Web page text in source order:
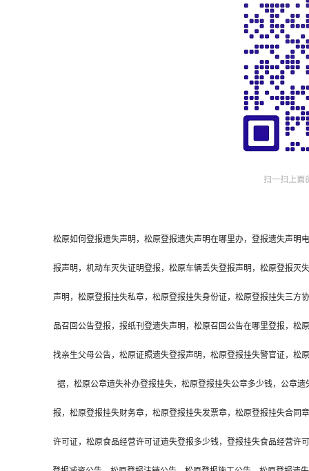
松原如何登报遗失声明，松原登报遗失声明在哪里办，登报遗失声明
报声明，机动车灭失证明登报，松原车辆丢失登报声明，松原登报灭
声明，松原登报挂失私章，松原登报挂失身份证，松原登报挂失三
品召回公告登报，报纸刊登遗失声明，松原召回公告在哪里登报，
找亲生父母公告，松原证照遗失登报声明，松原登报挂失警官证，松
据，松原公章遗失补办登报挂失，松原登报挂失公章多少钱，公章
报，松原登报挂失财务章，松原登报挂失发票章，松原登报挂失合同
许可证，松原食品经营许可证遗失登报多少钱，登报挂失食品经营许